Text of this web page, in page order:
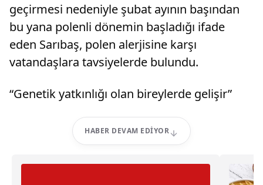
geçirmesi nedeniyle şubat ayının başından
bu yana polenli dönemin başladığı ifade
eden Sarıbaş, polen alerjisine karşı
vatandaşlara tavsiyelerde bulundu.
“Genetik yatkınlığı olan bireylerde gelişir”
HABER DEVAM EDIYOR